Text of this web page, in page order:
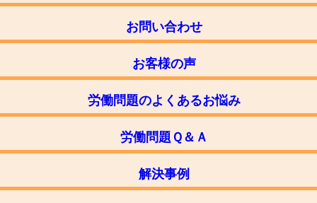
お問い合わせ
お客様の声
労働問題のよくあるお悩み
労働問題Ｑ＆Ａ
解決事例